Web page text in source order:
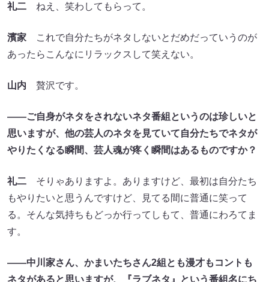
礼二 ねえ、笑わしてもらって。
濱家 これで自分たちがネタしないとだめだっていうのが
あったらこんなにリラックスして笑えない。
山内 贅沢です。
――ご自身がネタをされないネタ番組というのは珍しいと
思いますが、他の芸人のネタを見ていて自分たちでネタが
やりたくなる瞬間、芸人魂が疼く瞬間はあるものですか？
礼二 そりゃありますよ。ありますけど、最初は自分たち
もやりたいと思うんですけど、見てる間に普通に笑って
る。そんな気持ちもどっか行ってしもて、普通にわろてま
す。
――中川家さん、かまいたちさん2組とも漫才もコントも
ネタがあると思いますが、『ラブネタ』という番組名にち